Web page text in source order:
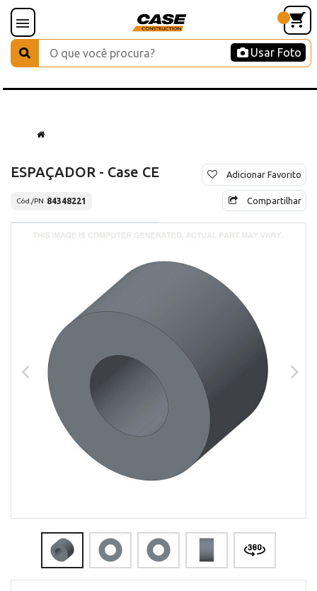
Usar Foto
ESPAÇADOR - Case CE
Cód./PN 84348221
Adicionar Favorito
Compartilhar